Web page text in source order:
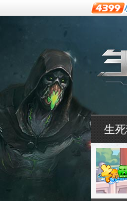
4399生死
生